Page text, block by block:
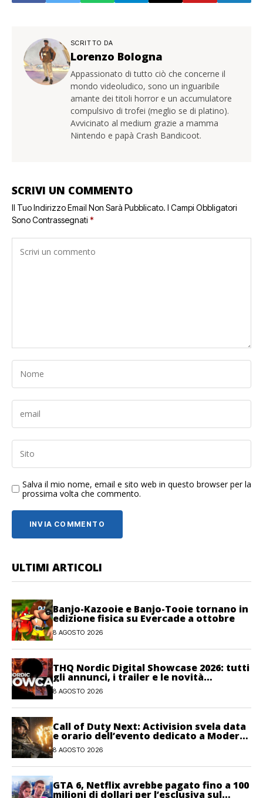
SCRITTO DA
Lorenzo Bologna
Appassionato di tutto ciò che concerne il
mondo videoludico, sono un inguaribile
amante dei titoli horror e un accumulatore
compulsivo di trofei (meglio se di platino).
Avvicinato al medium grazie a mamma
Nintendo e papà Crash Bandicoot.
SCRIVI UN COMMENTO
Il Tuo Indirizzo Email Non Sarà Pubblicato. I Campi Obbligatori
Sono Contrassegnati *
Salva il mio nome, email e sito web in questo browser per la
prossima volta che commento.
ULTIMI ARTICOLI
Banjo-Kazooie e Banjo-Tooie tornano in
edizione fisica su Evercade a ottobre
8 AGOSTO 2026
THQ Nordic Digital Showcase 2026: tutti
gli annunci, i trailer e le novità
dell’evento
8 AGOSTO 2026
Call of Duty Next: Activision svela data
e orario dell’evento dedicato a Modern
Warfare 4
8 AGOSTO 2026
GTA 6, Netflix avrebbe pagato fino a 100
milioni di dollari per l’esclusiva sul